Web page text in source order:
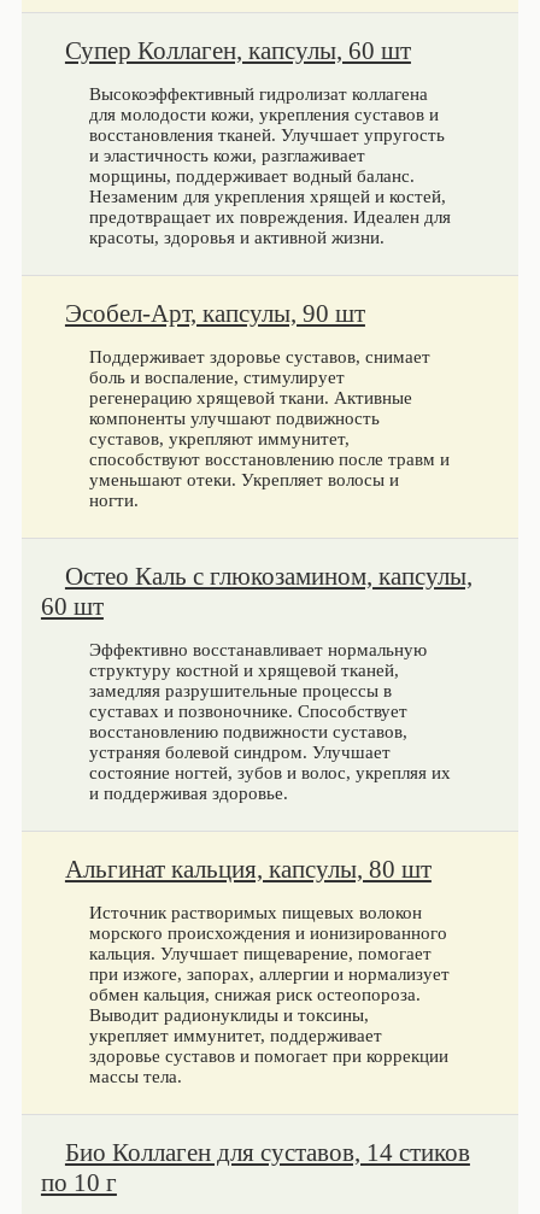
Супер Коллаген, капсулы, 60 шт
Высокоэффективный гидролизат коллагена
для молодости кожи, укрепления суставов и
восстановления тканей. Улучшает упругость
и эластичность кожи, разглаживает
морщины, поддерживает водный баланс.
Незаменим для укрепления хрящей и костей,
предотвращает их повреждения. Идеален для
красоты, здоровья и активной жизни.
Эсобел-Арт, капсулы, 90 шт
Поддерживает здоровье суставов, снимает
боль и воспаление, стимулирует
регенерацию хрящевой ткани. Активные
компоненты улучшают подвижность
суставов, укрепляют иммунитет,
способствуют восстановлению после травм и
уменьшают отеки. Укрепляет волосы и
ногти.
Остео Каль с глюкозамином, капсулы,
60 шт
Эффективно восстанавливает нормальную
структуру костной и хрящевой тканей,
замедляя разрушительные процессы в
суставах и позвоночнике. Способствует
восстановлению подвижности суставов,
устраняя болевой синдром. Улучшает
состояние ногтей, зубов и волос, укрепляя их
и поддерживая здоровье.
Альгинат кальция, капсулы, 80 шт
Источник растворимых пищевых волокон
морского происхождения и ионизированного
кальция. Улучшает пищеварение, помогает
при изжоге, запорах, аллергии и нормализует
обмен кальция, снижая риск остеопороза.
Выводит радионуклиды и токсины,
укрепляет иммунитет, поддерживает
здоровье суставов и помогает при коррекции
массы тела.
Био Коллаген для суставов, 14 стиков
по 10 г